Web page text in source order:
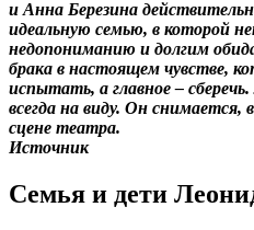
и Анна Березина
идеальную семью, в которой
недопониманию и долгим
брака в настоящем чувстве,
испытать, а главное –
всегда на виду. Он снимается,
сцене театра.
Источник
Семья и дети